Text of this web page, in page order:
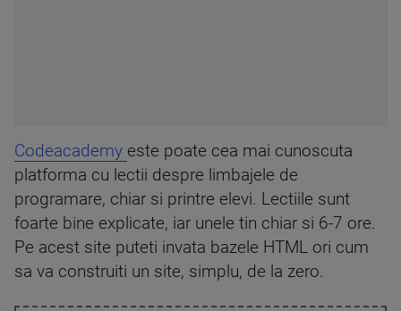
Codeacademy este poate cea mai cunoscuta
platforma cu lectii despre limbajele de
programare, chiar si printre elevi. Lectiile sunt
foarte bine explicate, iar unele tin chiar si 6-7 ore.
Pe acest site puteti invata bazele HTML ori cum
sa va construiti un site, simplu, de la zero.